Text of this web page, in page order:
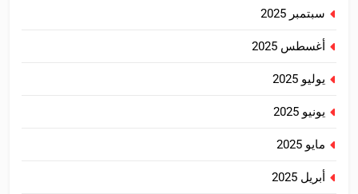
سبتمبر 2025
أغسطس 2025
يوليو 2025
يونيو 2025
مايو 2025
أبريل 2025